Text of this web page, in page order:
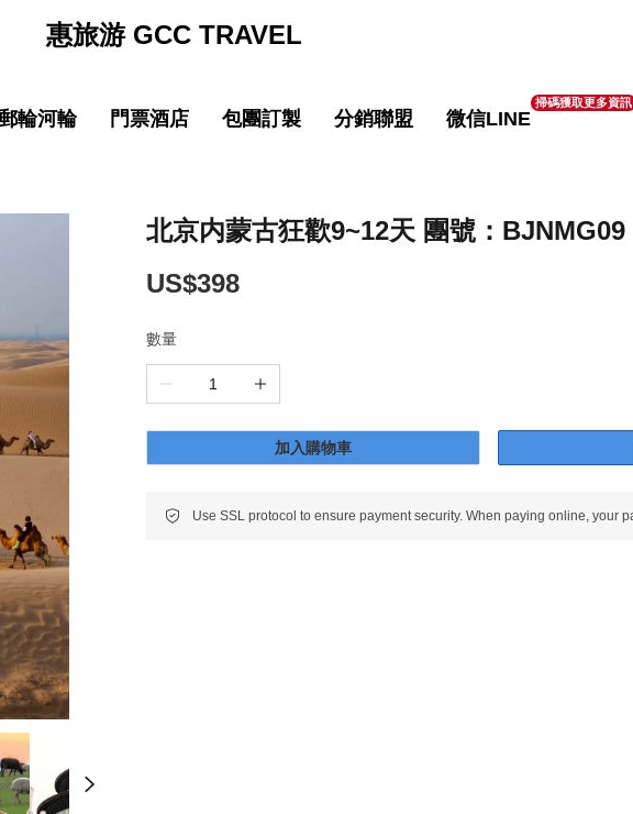
惠旅游 GCC TRAVEL
品質 歐洲環線
奢華 歐洲甄選
非洲 中東 中亞
惠旅全球甄選
輕旅行(美洲)
輕旅行(歐洲)
New
New
中文導遊河輪路線
郵輪品牌專區
品質 亞洲精選
超值 亞洲精選
品質 歐洲環線
奢華 歐洲甄選
非洲 中東 中亞
惠旅全球甄選
輕旅行(美洲)
輕旅行(歐洲)
New
New
輪河輪
中文導遊河輪路線
郵輪品牌專區
門票酒店 包團訂製 分銷聯盟 微信LINE
掃碼獲取更多資訊
北京内蒙古狂歡9~12天 團號：BJNMG09
US$398
數量
加入購物車